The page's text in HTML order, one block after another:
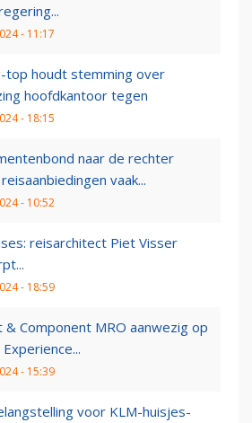
- 11:17
top houdt stemming over
hoofdkantoor tegen
- 18:15
naar de rechter
vaak...
- 10:52
reisarchitect Piet Visser
- 18:59
& Component MRO aanwezig op
- 15:39
voor KLM-huisjes-